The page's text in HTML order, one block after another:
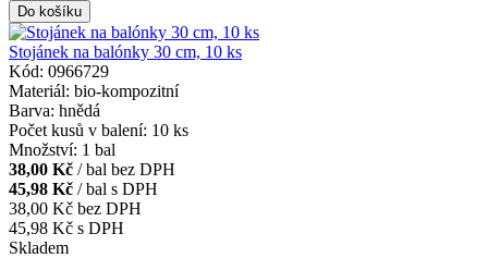
Stojánek na balónky 30 cm, 10 ks
Kód: 0966729
Materiál: bio-kompozitní
Barva: hnědá
Počet kusů v balení: 10 ks
Množství: 1 bal
38,00 Kč / bal bez DPH
45,98 Kč / bal s DPH
38,00 Kč bez DPH
45,98 Kč s DPH
Skladem